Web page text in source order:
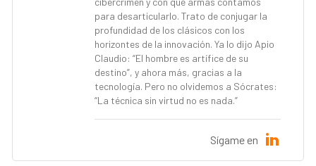
para desarticularlo. Trato de conjugar la
profundidad de los clásicos con los
horizontes de la innovación. Ya lo dijo Apio
Claudio: “El hombre es artífice de su
destino”, y ahora más, gracias a la
tecnología. Pero no olvidemos a Sócrates:
“La técnica sin virtud no es nada.”
Sígame en